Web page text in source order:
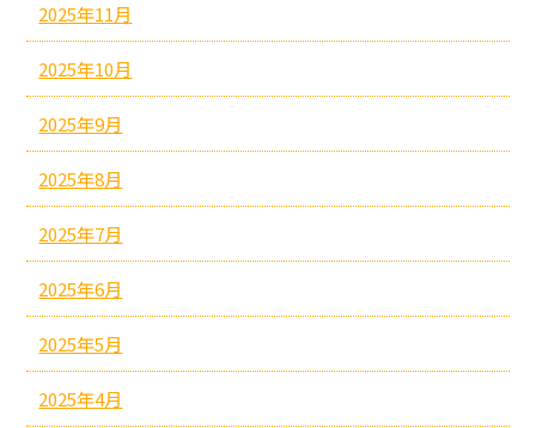
2025年11月
2025年10月
2025年9月
2025年8月
2025年7月
2025年6月
2025年5月
2025年4月